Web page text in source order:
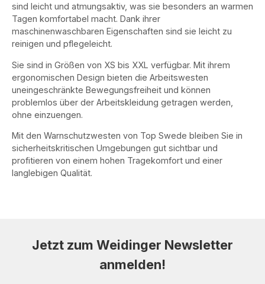
sind leicht und atmungsaktiv, was sie besonders an warmen
Tagen komfortabel macht. Dank ihrer
maschinenwaschbaren Eigenschaften sind sie leicht zu
reinigen und pflegeleicht.
Sie sind in Größen von XS bis XXL verfügbar. Mit ihrem
ergonomischen Design bieten die Arbeitswesten
uneingeschränkte Bewegungsfreiheit und können
problemlos über der Arbeitskleidung getragen werden,
ohne einzuengen.
Mit den Warnschutzwesten von Top Swede bleiben Sie in
sicherheitskritischen Umgebungen gut sichtbar und
profitieren von einem hohen Tragekomfort und einer
langlebigen Qualität.
Jetzt zum Weidinger Newsletter
anmelden!